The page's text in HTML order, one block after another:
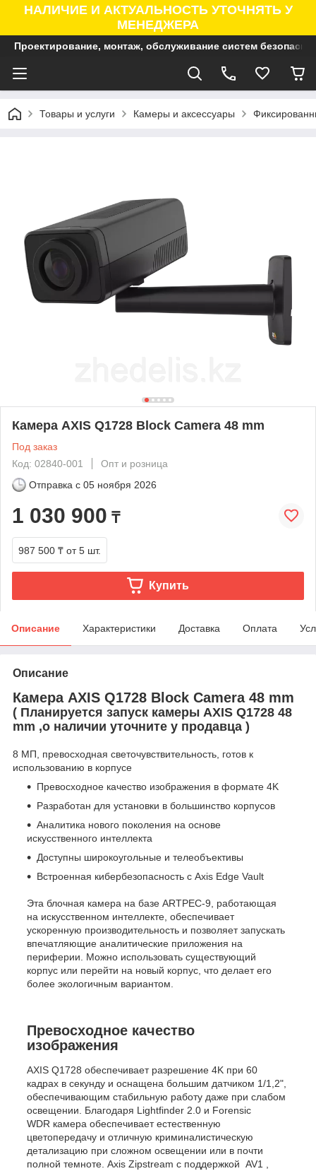
НАЛИЧИЕ И АКТУАЛЬНОСТЬ УТОЧНЯТЬ У
МЕНЕДЖЕРА
Проектирование, монтаж, обслуживание систем
Товары и услуги Камеры и аксессуары
Камера AXIS Q1728 Block Camera 48 mm
Под заказ
Код: 02840-001
Опт и розница
Отправка с 05 ноября 2026
1 030 900 ₸
987 500 ₸ от 5 шт.
Купить
Описание Характеристики Доставка Оплата
Описание
Камера AXIS Q1728 Block Camera 48 mm
( Планируется запуск камеры AXIS Q1728 48
mm ,о наличии уточните у продавца )
8 МП, превосходная светочувствительность, готов к
использованию в корпусе
Превосходное качество изображения в формате 4K
Разработан для установки в большинство корпусов
Аналитика нового поколения на основе
искусственного интеллекта
Доступны широкоугольные и телеобъективы
Встроенная кибербезопасность с Axis Edge Vault
Эта блочная камера на базе ARTPEC-9, работающая
на искусственном интеллекте, обеспечивает
ускоренную производительность и позволяет запускать
впечатляющие аналитические приложения на
периферии. Можно использовать существующий
корпус или перейти на новый корпус, что делает его
более экологичным вариантом.
Превосходное качество
изображения
AXIS Q1728 обеспечивает разрешение 4K при 60
кадрах в секунду и оснащена большим датчиком 1/1,2",
обеспечивающим стабильную работу даже при слабом
освещении. Благодаря Lightfinder 2.0 и Forensic
WDR камера обеспечивает естественную
цветопередачу и отличную криминалистическую
детализацию при сложном освещении или в почти
полной темноте. Axis Zipstream с поддержкой AV1 ,